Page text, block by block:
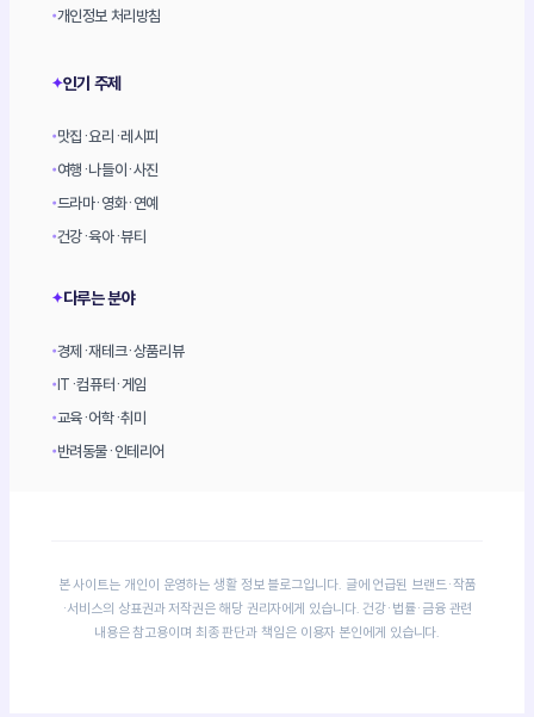
•개인정보 처리방침
✦인기 주제
•맛집·요리·레시피
•여행·나들이·사진
•드라마·영화·연예
•건강·육아·뷰티
✦다루는 분야
•경제·재테크·상품리뷰
•IT·컴퓨터·게임
•교육·어학·취미
•반려동물·인테리어
본 사이트는 개인이 운영하는 생활 정보 블로그입니다. 글에 언급된 브랜드·작품
·서비스의 상표권과 저작권은 해당 권리자에게 있습니다. 건강·법률·금융 관련
내용은 참고용이며 최종 판단과 책임은 이용자 본인에게 있습니다.